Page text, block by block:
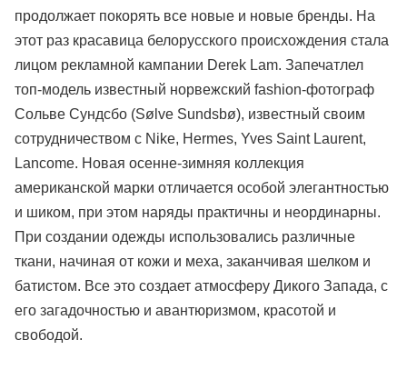
продолжает покорять все новые и новые бренды. На
этот раз красавица белорусского происхождения стала
лицом рекламной кампании Derek Lam. Запечатлел
топ-модель известный норвежский fashion-фотограф
Сольве Сундсбо (Sølve Sundsbø), известный своим
сотрудничеством с Nike, Hermes, Yves Saint Laurent,
Lancome. Новая осенне-зимняя коллекция
американской марки отличается особой элегантностью
и шиком, при этом наряды практичны и неординарны.
При создании одежды использовались различные
ткани, начиная от кожи и меха, заканчивая шелком и
батистом. Все это создает атмосферу Дикого Запада, с
его загадочностью и авантюризмом, красотой и
свободой.